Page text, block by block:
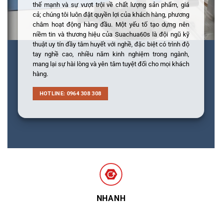
thế mạnh và sự vượt trội về chất lượng sản phẩm, giá
cả; chúng tôi luôn đặt quyền lợi của khách hàng, phương
châm hoạt động hàng đầu. Một yếu tố tạo dựng nên
niềm tin và thương hiệu của Suachua60s là đội ngũ kỹ
thuật uy tín đầy tâm huyết với nghề, đặc biệt có trình độ
tay nghề cao, nhiều năm kinh nghiệm trong ngành,
mang lại sự hài lòng và yên tâm tuyệt đối cho mọi khách
hàng.
HOTLINE: 0964 308 308
NHANH